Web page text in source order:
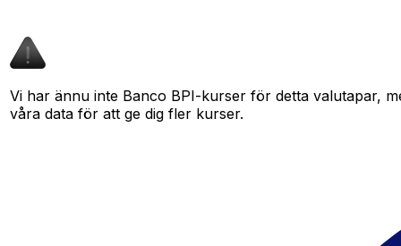
Vi har ännu inte Banco BPI-kurser för detta valutapar,
våra data för att ge dig fler kurser.